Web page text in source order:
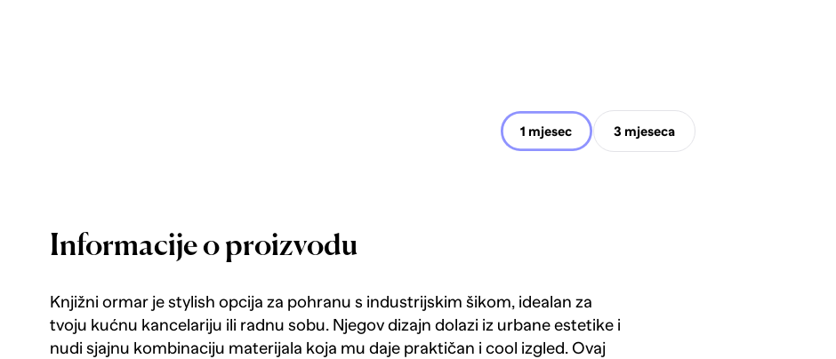
1 mjesec 3 mjeseca
Informacije o proizvodu
Knjižni ormar je stylish opcija za pohranu s industrijskim šikom, idealan za
tvoju kućnu kancelariju ili radnu sobu. Njegov dizajn dolazi iz urbane estetike i
nudi sjajnu kombinaciju materijala koja mu daje praktičan i cool izgled. Ovaj